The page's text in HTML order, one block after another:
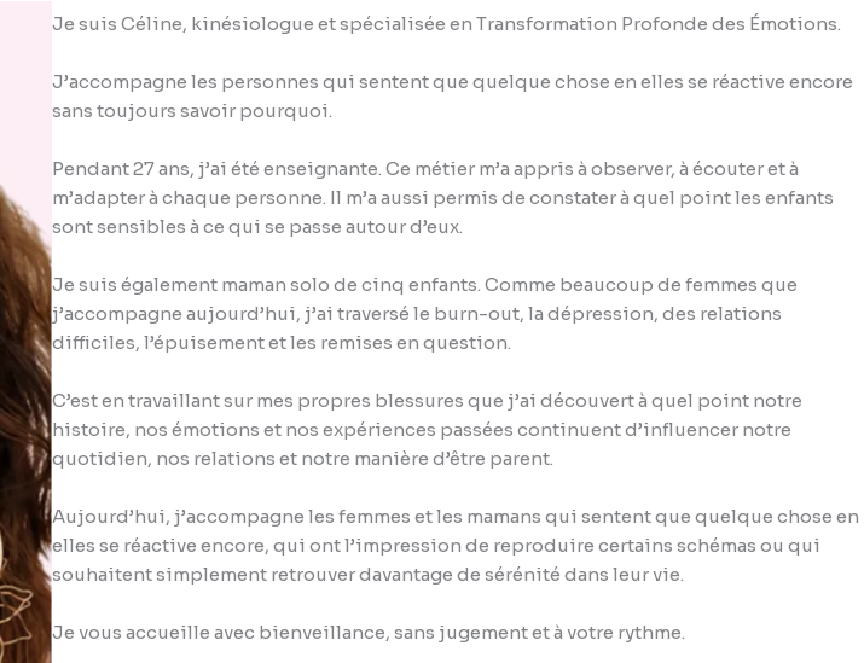
Je suis Céline, kinésiologue et spécialisée en Transformation Profonde des Émotions.
J’accompagne les personnes qui sentent que quelque chose en elles se réactive encore
sans toujours savoir pourquoi.
Pendant 27 ans, j’ai été enseignante. Ce métier m’a appris à observer, à écouter et à
m’adapter à chaque personne. Il m’a aussi permis de constater à quel point les enfants
sont sensibles à ce qui se passe autour d’eux.
Je suis également maman solo de cinq enfants. Comme beaucoup de femmes que
j’accompagne aujourd’hui, j’ai traversé le burn-out, la dépression, des relations
difficiles, l’épuisement et les remises en question.
C’est en travaillant sur mes propres blessures que j’ai découvert à quel point notre
histoire, nos émotions et nos expériences passées continuent d’influencer notre
quotidien, nos relations et notre manière d’être parent.
Aujourd’hui, j’accompagne les femmes et les mamans qui sentent que quelque chose en
elles se réactive encore, qui ont l’impression de reproduire certains schémas ou qui
souhaitent simplement retrouver davantage de sérénité dans leur vie.
Je vous accueille avec bienveillance, sans jugement et à votre rythme.